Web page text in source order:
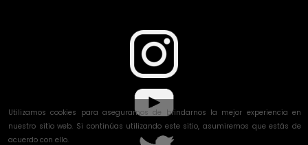
Utilizamos cookies para asegurarnos de brindarnos la mejor experiencia en
nuestro sitio web. Si continúas utilizando este sitio, asumiremos que estás de
acuerdo con ello.